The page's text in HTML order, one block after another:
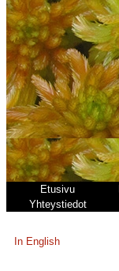
Etusivu
Yhteystiedot
In English